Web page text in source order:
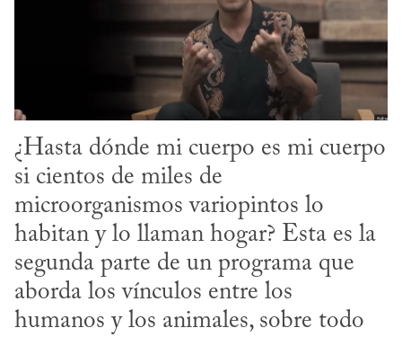
¿Hasta dónde mi cuerpo es mi cuerpo
si cientos de miles de
microorganismos variopintos lo
habitan y lo llaman hogar? Esta es la
segunda parte de un programa que
aborda los vínculos entre los
humanos y los animales, sobre todo